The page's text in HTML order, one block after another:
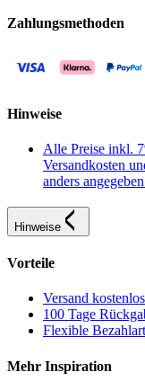
Zahlungsmethoden
Hinweise
Alle Preise inkl.
Versandkosten
anders
Hinweise
Vorteile
Versand
100 Tage
Flexible
Mehr Inspiration